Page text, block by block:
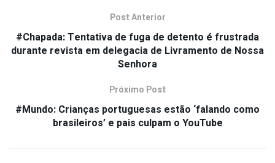
Post Anterior
#Chapada: Tentativa de fuga de detento é frustrada
durante revista em delegacia de Livramento de Nossa
Senhora
Próximo Post
#Mundo: Crianças portuguesas estão ‘falando como
brasileiros’ e pais culpam o YouTube